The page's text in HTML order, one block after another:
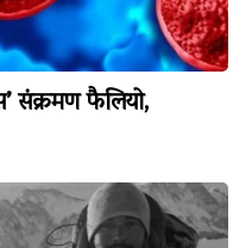
संक्रमण फैलियो,